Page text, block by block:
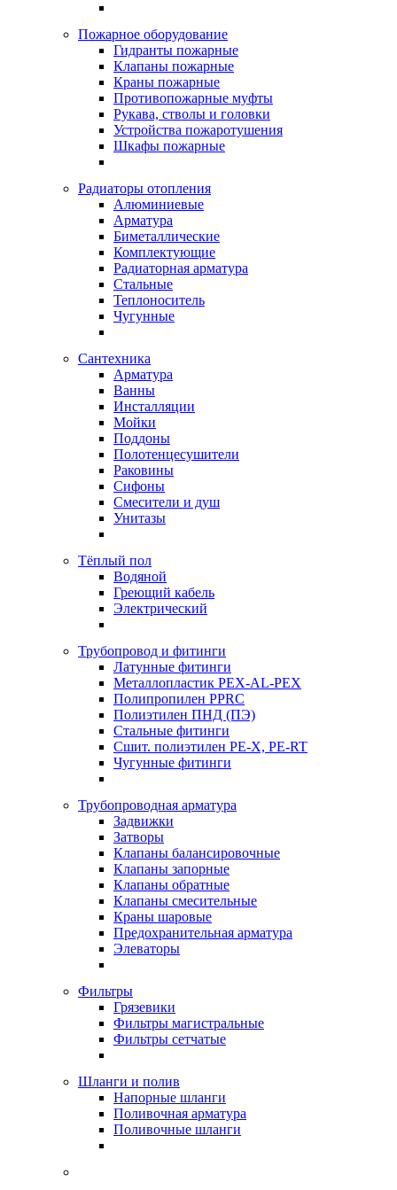
Пожарное оборудование
Гидранты пожарные
Клапаны пожарные
Краны пожарные
Противопожарные муфты
Рукава, стволы и головки
Устройства пожаротушения
Шкафы пожарные
Радиаторы отопления
Алюминиевые
Арматура
Биметаллические
Комплектующие
Радиаторная арматура
Стальные
Теплоноситель
Чугунные
Сантехника
Арматура
Ванны
Инсталляции
Мойки
Поддоны
Полотенцесушители
Раковины
Сифоны
Смесители и душ
Унитазы
Тёплый пол
Водяной
Греющий кабель
Электрический
Трубопровод и фитинги
Латунные фитинги
Металлопластик PEX-AL-PEX
Полипропилен PPRC
Полиэтилен ПНД (ПЭ)
Стальные фитинги
Сшит. полиэтилен PE-X, PE-RT
Чугунные фитинги
Трубопроводная арматура
Задвижки
Затворы
Клапаны балансировочные
Клапаны запорные
Клапаны обратные
Клапаны смесительные
Краны шаровые
Предохранительная арматура
Элеваторы
Фильтры
Грязевики
Фильтры магистральные
Фильтры сетчатые
Шланги и полив
Напорные шланги
Поливочная арматура
Поливочные шланги